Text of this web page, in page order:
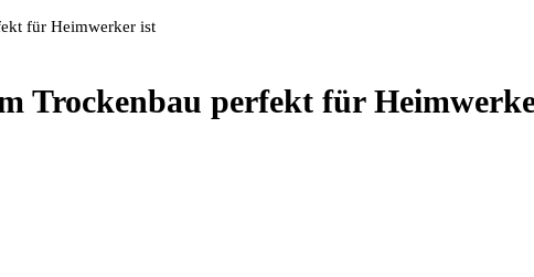
für Heimwerker ist
Trockenbau perfekt für